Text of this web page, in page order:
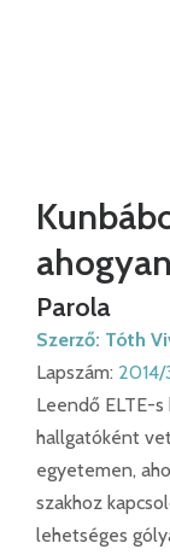
Parola
Szerző: Tóth
Lapszám: 2014/
Leendő ELTE-
hallgatóként
egyetemen,
szakhoz
lehetséges